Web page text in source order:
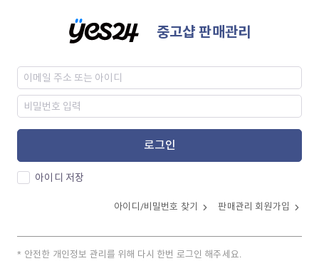
중고샵 판매관리
로그인
아이디 저장
아이디/비밀번호 찾기 판매관리 회원가입
안전한 개인정보 관리를 위해 다시 한번 로그인 해주세요.